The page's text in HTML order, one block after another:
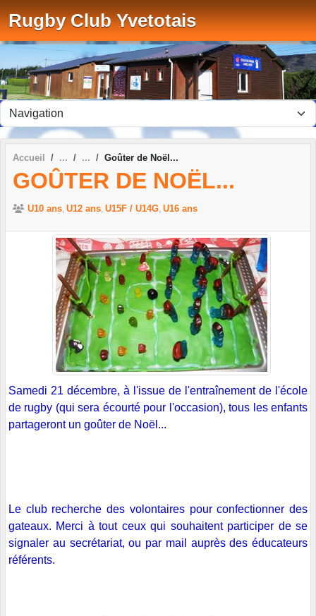
Rugby Club Yvetotais
Accueil Goûter de Noël...
GOÛTER DE NOËL...
U10 ans U12 ans U15F / U14G U16 ans
Samedi 21 décembre, à l'issue de l'entraînement de l'école
de rugby (qui sera écourté pour l'occasion), tous les enfants
partageront un goûter de Noël...
Le club recherche des volontaires pour confectionner des
gateaux. Merci à tout ceux qui souhaitent participer de se
signaler au secrétariat, ou par mail auprès des éducateurs
référents.